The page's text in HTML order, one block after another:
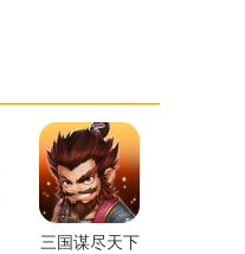
三国谋尽天下